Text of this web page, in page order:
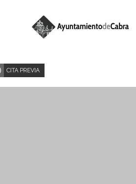
CITA PREVIA